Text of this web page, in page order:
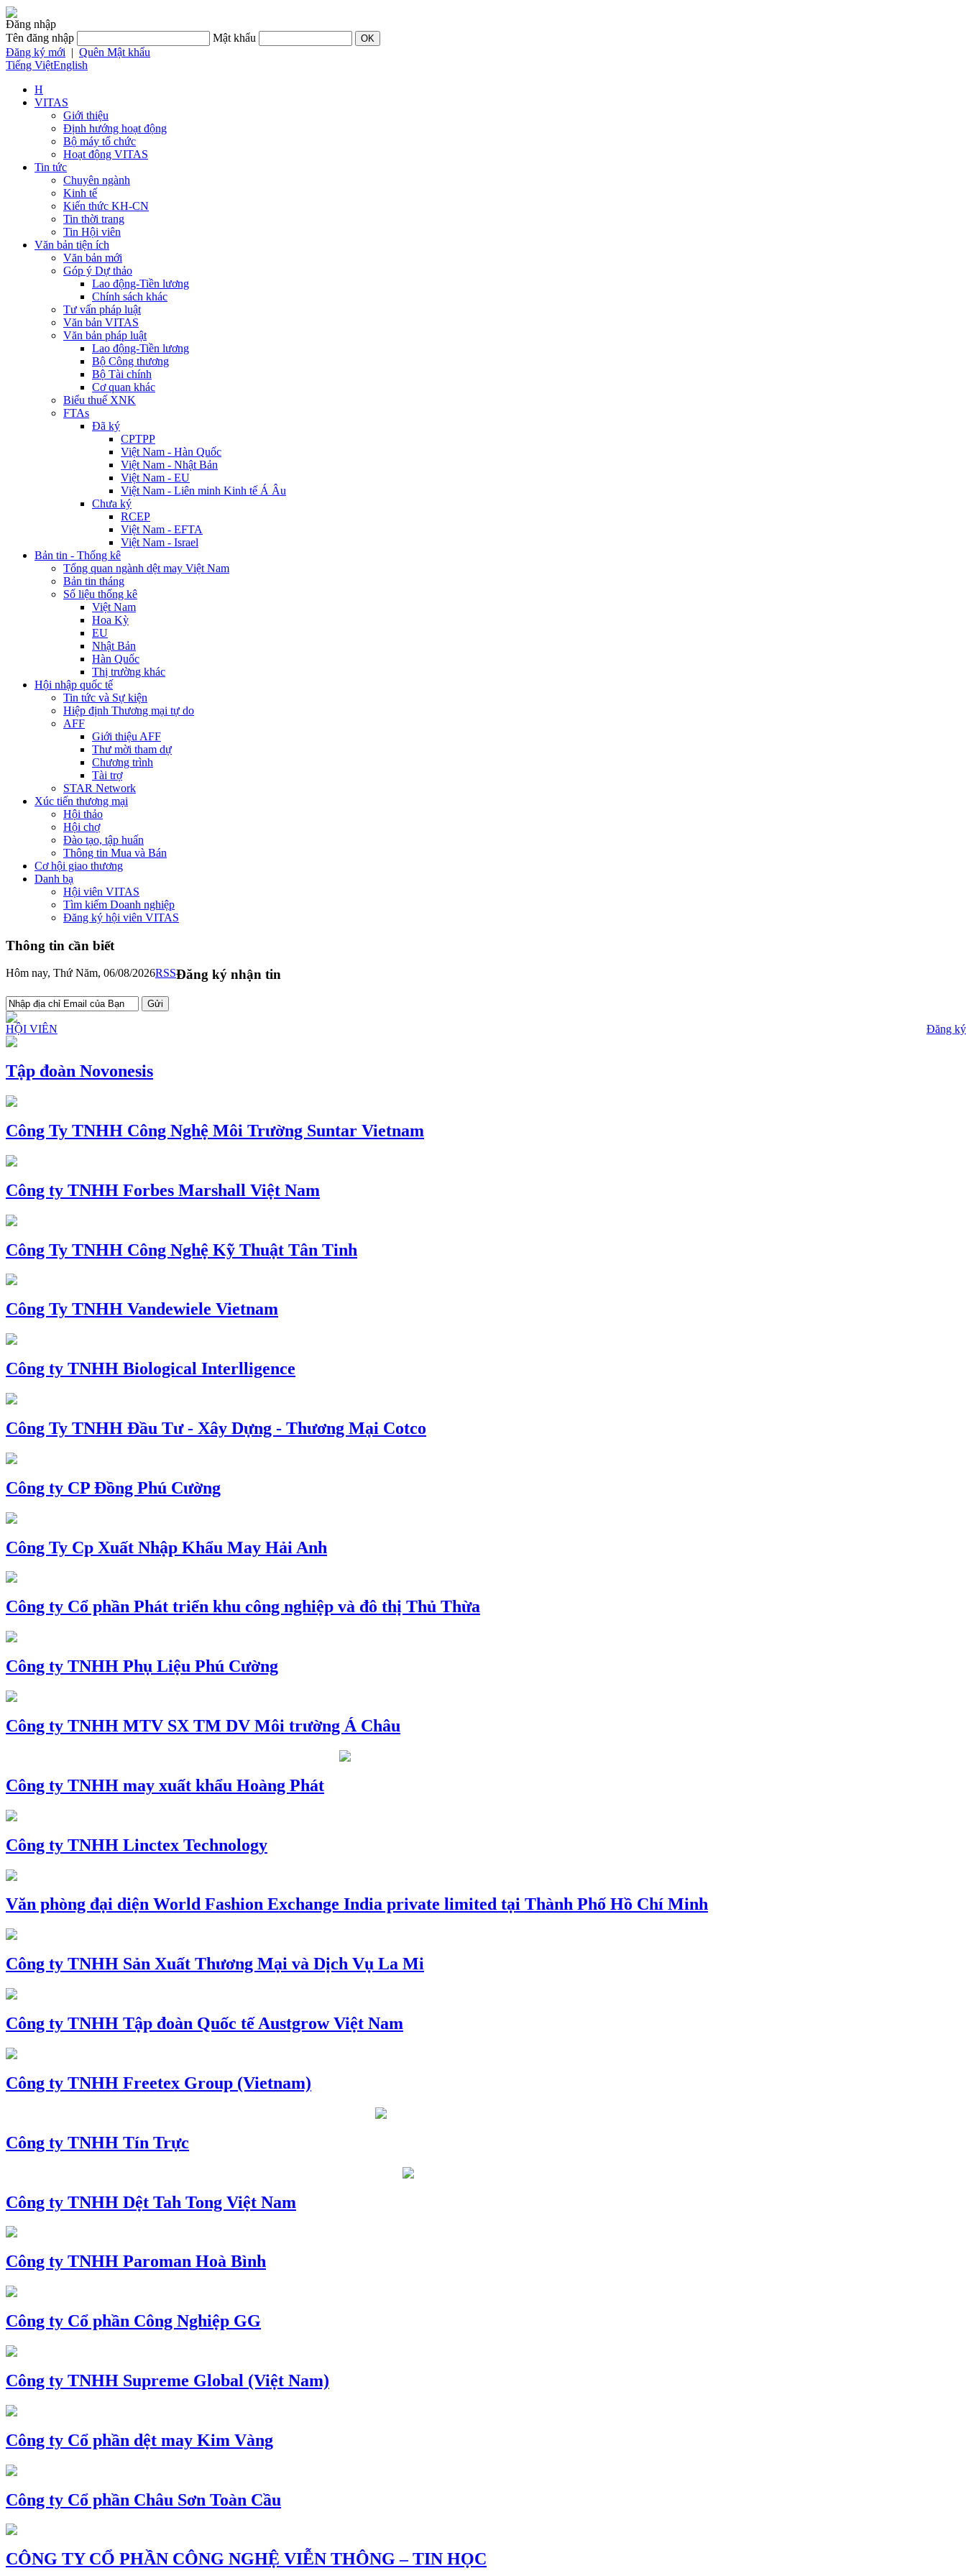
Đăng nhập
Tên đăng nhập
Mật khẩu
Đăng ký mới | Quên Mật khẩu
Tiếng ViệtEnglish
H
VITAS
Giới thiệu
Định hướng hoạt động
Bộ máy tổ chức
Hoạt động VITAS
Tin tức
Chuyên ngành
Kinh tế
Kiến thức KH-CN
Tin thời trang
Tin Hội viên
Văn bản tiện ích
Văn bản mới
Góp ý Dự thảo
Lao động-Tiền lương
Chính sách khác
Tư vấn pháp luật
Văn bản VITAS
Văn bản pháp luật
Lao động-Tiền lương
Bộ Công thương
Bộ Tài chính
Cơ quan khác
Biểu thuế XNK
FTAs
Đã ký
CPTPP
Việt Nam - Hàn Quốc
Việt Nam - Nhật Bản
Việt Nam - EU
Việt Nam - Liên minh Kinh tế Á Âu
Chưa ký
RCEP
Việt Nam - EFTA
Việt Nam - Israel
Bản tin - Thống kê
Tổng quan ngành dệt may Việt Nam
Bản tin tháng
Số liệu thống kê
Việt Nam
Hoa Kỳ
EU
Nhật Bản
Hàn Quốc
Thị trường khác
Hội nhập quốc tế
Tin tức và Sự kiện
Hiệp định Thương mại tự do
AFF
Giới thiệu AFF
Thư mời tham dự
Chương trình
Tài trợ
STAR Network
Xúc tiến thương mại
Hội thảo
Hội chợ
Đào tạo, tập huấn
Thông tin Mua và Bán
Cơ hội giao thương
Danh bạ
Hội viên VITAS
Tìm kiếm Doanh nghiệp
Đăng ký hội viên VITAS
Thông tin cần biết
Hôm nay, Thứ Năm, 06/08/2026RSSĐăng ký nhận tin
HỘI VIÊN Đăng ký
Tập đoàn Novonesis
Công Ty TNHH Công Nghệ Môi Trường Suntar Vietnam
Công ty TNHH Forbes Marshall Việt Nam
Công Ty TNHH Công Nghệ Kỹ Thuật Tân Tinh
Công Ty TNHH Vandewiele Vietnam
Công ty TNHH Biological Interlligence
Công Ty TNHH Đầu Tư - Xây Dựng - Thương Mại Cotco
Công ty CP Đồng Phú Cường
Công Ty Cp Xuất Nhập Khẩu May Hải Anh
Công ty Cổ phần Phát triển khu công nghiệp và đô thị Thủ Thừa
Công ty TNHH Phụ Liệu Phú Cường
Công ty TNHH MTV SX TM DV Môi trường Á Châu
Công ty TNHH may xuất khẩu Hoàng Phát
Công ty TNHH Linctex Technology
Văn phòng đại diện World Fashion Exchange India private limited tại Thành Phố Hồ Chí Minh
Công ty TNHH Sản Xuất Thương Mại và Dịch Vụ La Mi
Công ty TNHH Tập đoàn Quốc tế Austgrow Việt Nam
Công ty TNHH Freetex Group (Vietnam)
Công ty TNHH Tín Trực
Công ty TNHH Dệt Tah Tong Việt Nam
Công ty TNHH Paroman Hoà Bình
Công ty Cổ phần Công Nghiệp GG
Công ty TNHH Supreme Global (Việt Nam)
Công ty Cổ phần dệt may Kim Vàng
Công ty Cổ phần Châu Sơn Toàn Cầu
CÔNG TY CỔ PHẦN CÔNG NGHỆ VIỄN THÔNG – TIN HỌC